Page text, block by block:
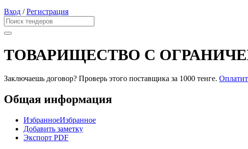
Вход /Регистрация
ТОВАРИЩЕСТВО С
Заключаешь договор? Проверь этого поставщика за 1000 тенге.
Общая информация
ИзбранноеИзбранное
Добавить заметку
Экспорт PDF